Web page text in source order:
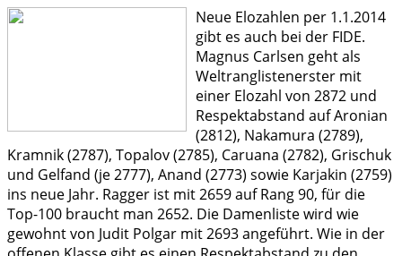
Neue Elozahlen per 1.1.2014
gibt es auch bei der FIDE.
Magnus Carlsen geht als
Weltranglistenerster mit
einer Elozahl von 2872 und
Respektabstand auf Aronian
(2812), Nakamura (2789),
Kramnik (2787), Topalov (2785), Caruana (2782), Grischuk
und Gelfand (je 2777), Anand (2773) sowie Karjakin (2759)
ins neue Jahr. Ragger ist mit 2659 auf Rang 90, für die
Top-100 braucht man 2652. Die Damenliste wird wie
gewohnt von Judit Polgar mit 2693 angeführt. Wie in der